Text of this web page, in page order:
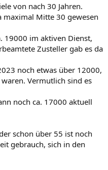
von nach 30 Jahren.
maximal Mitte 30 gewesen
19000 im aktiven Dienst,
Zusteller gab es da
noch etwas über 12000,
Vermutlich sind es
noch ca. 17000 aktuell
schon über 55 ist noch
gebrauch, sich in den